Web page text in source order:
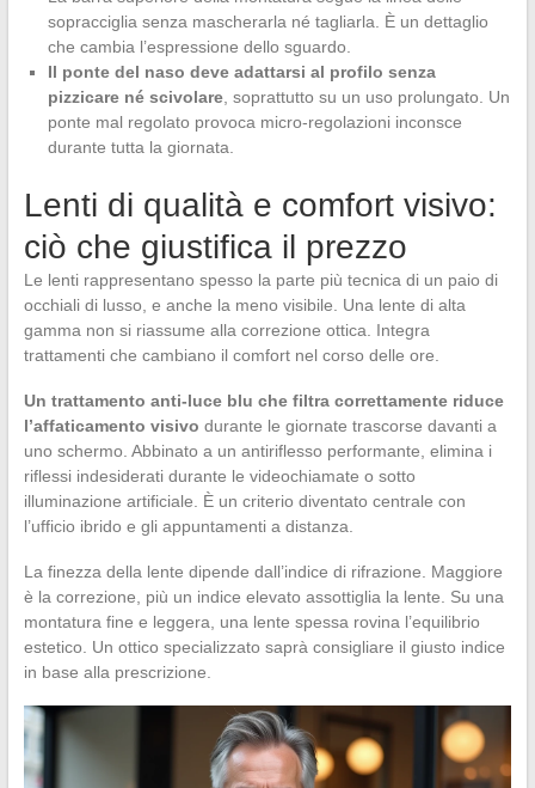
sopracciglia senza mascherarla né tagliarla. È un dettaglio
che cambia l’espressione dello sguardo.
Il ponte del naso deve adattarsi al profilo senza
pizzicare né scivolare, soprattutto su un uso prolungato. Un
ponte mal regolato provoca micro-regolazioni inconsce
durante tutta la giornata.
Lenti di qualità e comfort visivo:
ciò che giustifica il prezzo
Le lenti rappresentano spesso la parte più tecnica di un paio di
occhiali di lusso, e anche la meno visibile. Una lente di alta
gamma non si riassume alla correzione ottica. Integra
trattamenti che cambiano il comfort nel corso delle ore.
Un trattamento anti-luce blu che filtra correttamente riduce
l’affaticamento visivo durante le giornate trascorse davanti a
uno schermo. Abbinato a un antiriflesso performante, elimina i
riflessi indesiderati durante le videochiamate o sotto
illuminazione artificiale. È un criterio diventato centrale con
l’ufficio ibrido e gli appuntamenti a distanza.
La finezza della lente dipende dall’indice di rifrazione. Maggiore
è la correzione, più un indice elevato assottiglia la lente. Su una
montatura fine e leggera, una lente spessa rovina l’equilibrio
estetico. Un ottico specializzato saprà consigliare il giusto indice
in base alla prescrizione.